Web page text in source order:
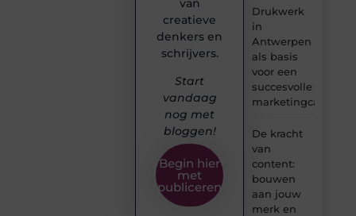
Drukwerk
in
Antwerpen
als basis
voor een
succesvolle
De kracht
van
content:
bouwen
aan jouw
merk en
van
creatieve
denkers en
schrijvers.
Start
vandaag
nog met
bloggen!
Begin hier
met
publiceren